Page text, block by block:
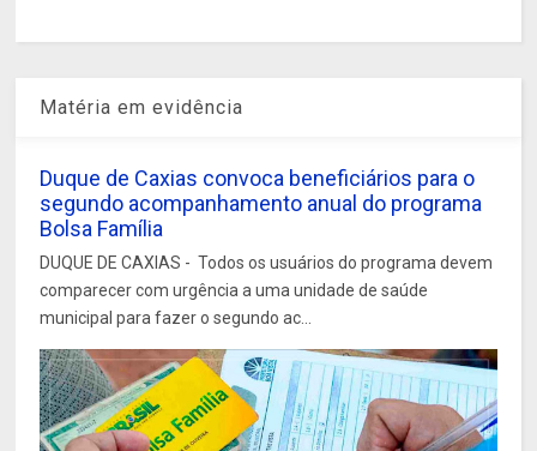
Matéria em evidência
Duque de Caxias convoca beneficiários para o
segundo acompanhamento anual do programa
Bolsa Família
DUQUE DE CAXIAS - Todos os usuários do programa devem
comparecer com urgência a uma unidade de saúde
municipal para fazer o segundo ac...